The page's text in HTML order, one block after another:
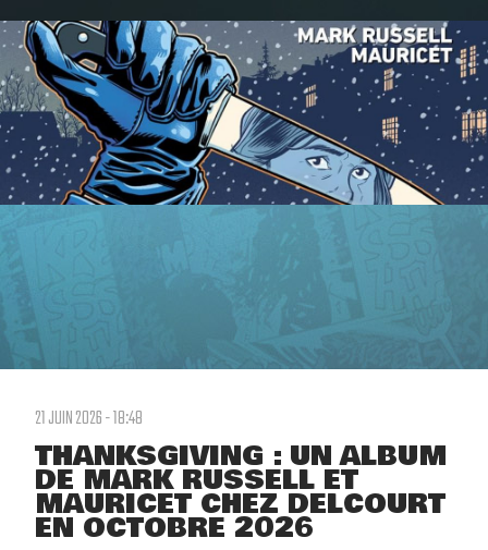
21 JUIN 2026 - 18:48
THANKSGIVING : UN ALBUM
DE MARK RUSSELL ET
MAURICET CHEZ DELCOURT
EN OCTOBRE 2026